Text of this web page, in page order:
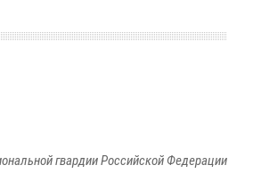
гвардии Российской Федерации